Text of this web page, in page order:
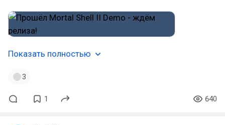
Показать полностью
3
1 640